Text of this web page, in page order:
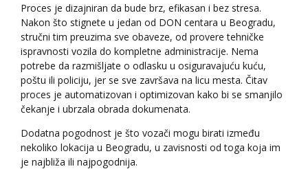
Proces je dizajniran da bude brz, efikasan i bez stresa.
Nakon što stignete u jedan od DON centara u Beogradu,
stručni tim preuzima sve obaveze, od provere tehničke
ispravnosti vozila do kompletne administracije. Nema
potrebe da razmišljate o odlasku u osiguravajuću kuću,
poštu ili policiju, jer se sve završava na licu mesta. Čitav
proces je automatizovan i optimizovan kako bi se smanjilo
čekanje i ubrzala obrada dokumenata.
Dodatna pogodnost je što vozači mogu birati između
nekoliko lokacija u Beogradu, u zavisnosti od toga koja im
je najbliža ili najpogodnija.